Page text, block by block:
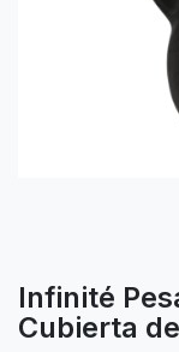
Infinité
Cubierta